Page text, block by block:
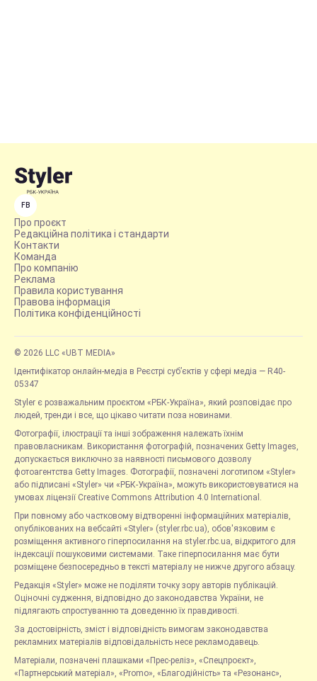
FB
Про проєкт
Редакційна політика і стандарти
Контакти
Команда
Про компанію
Реклама
Правила користування
Правова інформація
Політика конфіденційності
© 2026 LLC «UBT MEDIA»
Ідентифікатор онлайн-медіа в Реєстрі суб’єктів у сфері медіа — R40-
05347
Styler є розважальним проєктом «РБК-Україна», який розповідає про
людей, тренди і все, що цікаво читати поза новинами.
Фотографії, ілюстрації та інші зображення належать їхнім
правовласникам. Використання фотографій, позначених Getty Images,
допускається виключно за наявності письмового дозволу
фотоагентства Getty Images. Фотографії, позначені логотипом «Styler»
або підписані «Styler» чи «РБК-Україна», можуть використовуватися на
умовах ліцензії Creative Commons Attribution 4.0 International.
При повному або частковому відтворенні інформаційних матеріалів,
опублікованих на вебсайті «Styler» (styler.rbc.ua), обов'язковим є
розміщення активного гіперпосилання на styler.rbc.ua, відкритого для
індексації пошуковими системами. Таке гіперпосилання має бути
розміщене безпосередньо в тексті матеріалу не нижче другого абзацу.
Редакція «Styler» може не поділяти точку зору авторів публікацій.
Оціночні судження, відповідно до законодавства України, не
підлягають спростуванню та доведенню їх правдивості.
За достовірність, зміст і відповідність вимогам законодавства
рекламних матеріалів відповідальність несе рекламодавець.
Матеріали, позначені плашками «Прес-реліз», «Спецпроєкт»,
«Партнерський матеріал», «Promo», «Благодійність» та «Резонанс»,